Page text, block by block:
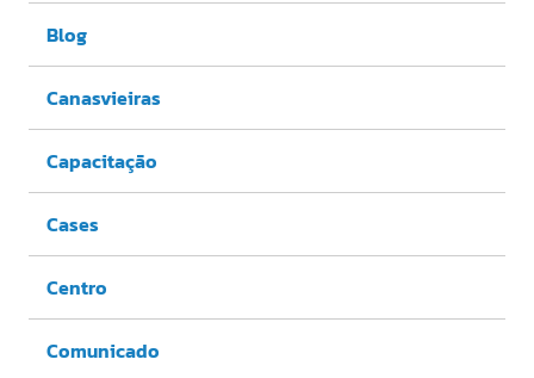
Blog
Canasvieiras
Capacitação
Cases
Centro
Comunicado